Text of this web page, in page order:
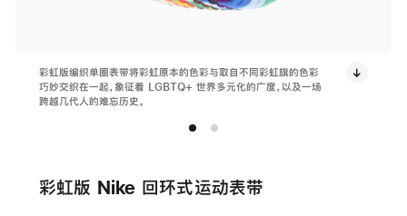
彩虹版编织单圈表带将彩虹原本的色彩与取自不同彩虹旗的色彩
巧妙交织在一起，象征着 LGBTQ+ 世界多元化的广度，以及一场
跨越几代人的难忘历史。
彩虹版 Nike 回环式运动表带